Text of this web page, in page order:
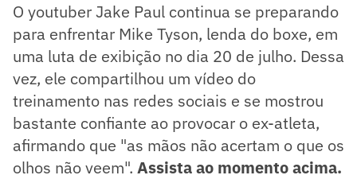
O youtuber Jake Paul continua se preparando
para enfrentar Mike Tyson, lenda do boxe, em
uma luta de exibição no dia 20 de julho. Dessa
vez, ele compartilhou um vídeo do
treinamento nas redes sociais e se mostrou
bastante confiante ao provocar o ex-atleta,
afirmando que "as mãos não acertam o que os
olhos não veem". Assista ao momento acima.